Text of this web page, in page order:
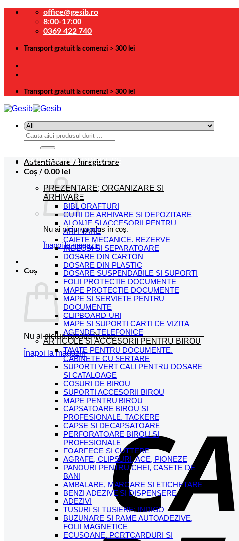
Skip
office@gesib.ro
8:00-17:00
0369 422 740
Transport gratuit la comenzi > 300 lei
Transport gratuit la comenzi > 300 lei
Caută
după:
Autentificare / Înregistrare
Coș / 0.00 lei
Nu ai niciun produs în coș.
Înapoi la magazin
Coș
Nu ai niciun produs în coș.
Înapoi la magazin
CATEGORII DE PRODUSE
PREZENTARE; ORGANIZARE SI
ARHIVARE
BIBLIORAFTURI
CUTII DE ARHIVARE SI DEPOZITARE
ALONJE SI ACCESORII PENTRU
ARHIVARE
CAIETE MECANICE. REZERVE
INDECSI SI SEPARATOARE
DOSARE DIN CARTON
DOSARE DIN PLASTIC
DOSARE SUSPENDABILE SI SUPORTI
FOLII PROTECTIE DOCUMENTE
MAPE PROTECTIE DOCUMENTE
MAPE SI SERVIETE PENTRU
DOCUMENTE
CLIPBOARD-URI
MAPE SI SUPORTI CARTI DE VIZITA
AGENDE TELEFONICE
ARTICOLE SI ACCESORII PENTRU BIROU
TAVITE PENTRU DOCUMENTE.
CABINETE CU SERTARE
SUPORTI VERTICALI PENTRU DOSARE
SI CATALOAGE
COSURI DE BIROU
SUPORTI ACCESORII BIROU
MAPE PENTRU BIROU
CAPSATOARE BIROU SI
PROFESIONALE. TACKERE
CAPSE SI DECAPSATOARE
PERFORATOARE BIROU SI
PROFESIONALE
FOARFECE SI CUTTERE
AGRAFE, CLIPSURI, ACE, PIONEZE
PANOURI PENTRU CHEI, CASETE DE
BANI
AMBALARE, MARCARE SI ETICHETARE
BENZI ADEZIVE SI DISPENSERE
ADEZIVI
TUSURI SI TUSIERE; INDIGO
BUZUNARE SI RAME AUTOADEZIVE,
FOLII MAGNETICE
ECUSOANE, PORTCARDURI SI